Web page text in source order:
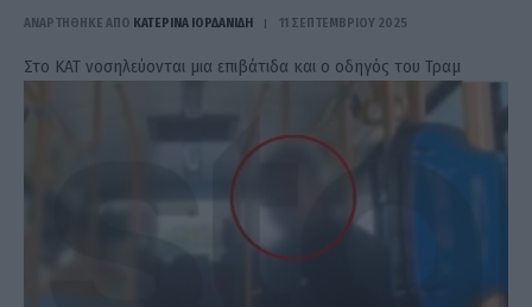
ΑΝΑΡΤΗΘΗΚΕ ΑΠΟ ΚΑΤΕΡΊΝΑ ΙΟΡΔΑΝΊΔΗ 11 ΣΕΠΤΕΜΒΡΊΟΥ 2025
Στο ΚΑΤ νοσηλεύονται μια επιβάτιδα και ο οδηγός του Τραμ